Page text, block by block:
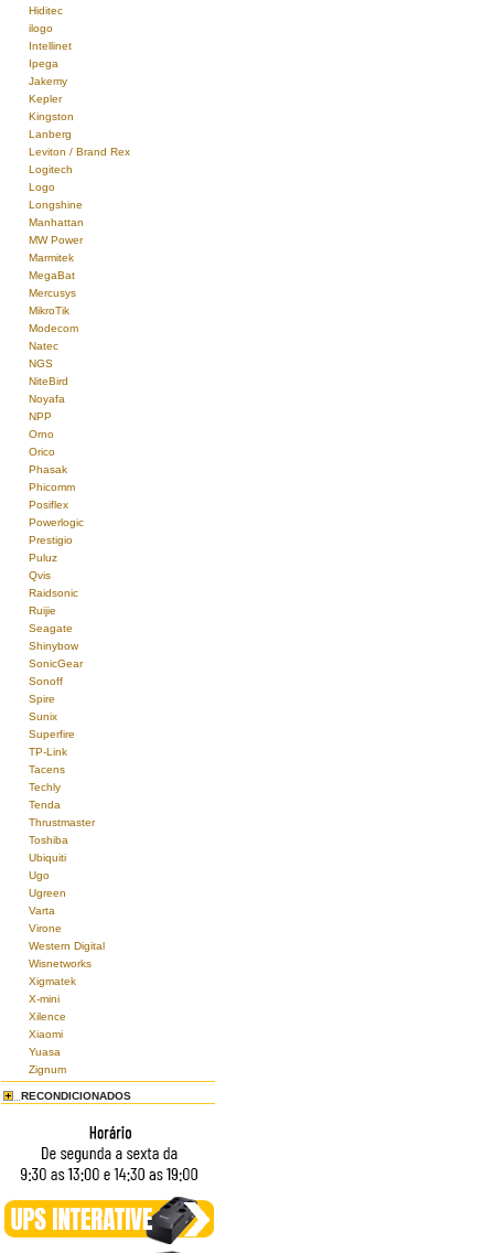
Hiditec
ilogo
Intellinet
Ipega
Jakemy
Kepler
Kingston
Lanberg
Leviton / Brand Rex
Logitech
Logo
Longshine
Manhattan
MW Power
Marmitek
MegaBat
Mercusys
MikroTik
Modecom
Natec
NGS
NiteBird
Noyafa
NPP
Orno
Orico
Phasak
Phicomm
Posiflex
Powerlogic
Prestigio
Puluz
Qvis
Raidsonic
Ruijie
Seagate
Shinybow
SonicGear
Sonoff
Spire
Sunix
Superfire
TP-Link
Tacens
Techly
Tenda
Thrustmaster
Toshiba
Ubiquiti
Ugo
Ugreen
Varta
Virone
Western Digital
Wisnetworks
Xigmatek
X-mini
Xilence
Xiaomi
Yuasa
Zignum
RECONDICIONADOS